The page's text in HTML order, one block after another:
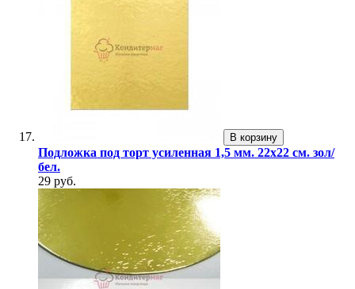
В корзину
Подложка под торт усиленная 1,5 мм. 22х22 см. зол/
бел.
29 руб.